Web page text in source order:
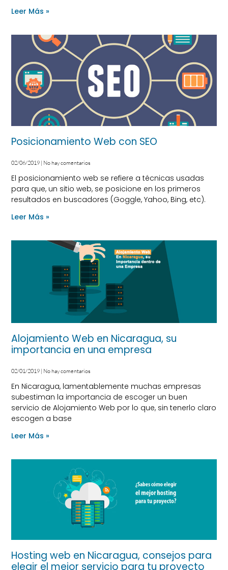
Leer Más »
Posicionamiento Web con SEO
02/06/2019 No hay comentarios
El posicionamiento web se refiere a técnicas usadas
para que, un sitio web, se posicione en los primeros
resultados en buscadores (Goggle, Yahoo, Bing, etc).
Leer Más »
Alojamiento Web en Nicaragua, su
importancia en una empresa
02/01/2019 No hay comentarios
En Nicaragua, lamentablemente muchas empresas
subestiman la importancia de escoger un buen
servicio de Alojamiento Web por lo que, sin tenerlo claro
escogen a base
Leer Más »
Hosting web en Nicaragua, consejos para
elegir el mejor servicio para tu proyecto